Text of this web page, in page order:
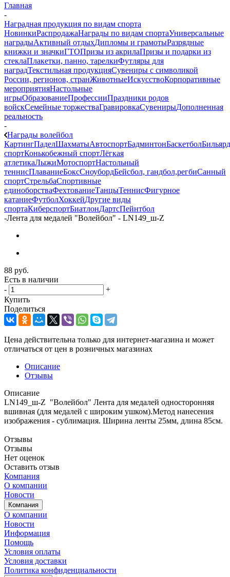
Главная
-
Наградная продукция по видам спорта
НовинкиРаспродажаНаграды по видам спортаУниверсальные
наградыАктивный отдыхДипломы и грамотыРазрядные
книжки и значкиГТОПризы из акрилаПризы и подарки из
стеклаПлакетки, панно, тарелкиФутляры для
наградТекстильная продукцияСувениры с символикой
России, регионов, странЖивотныеИскусствоКорпоративные
мероприятияНастольные
игрыОбразованиеПрофессииПраздники родов
войскСемейные торжестваГравировкаСувенирыДополненная
реальность
-
Награды волейбол
КартингПаделШахматыАвтоспортБадминтонБаскетболБильярд
спортКонькобежный спортЛёгкая
атлетикаЛыжиМотоспортНастольный
теннисПлаваниеБоксСноубордБейсбол, гандбол,регбиСанный
спортСтрельбаСпортивные
единоборстваФехтованиеТанцыТеннисФигурное
катаниеФутболХоккейДругие виды
спортаКиберспортБиатлонДартсПейнтбол
-Лента для медалей "Волейбол" - LN149_ш-Z
88 руб.
Есть в наличии
-
+
Купить
Поделиться
Цена действительна только для интернет-магазина и может
отличаться от цен в розничных магазинах
Описание
Отзывы
Описание
LN149_ш-Z "Волейбол" Лента для медалей односторонняя
вшивная (для медалей с широким ушком).Метод нанесения
изображения - сублимация. Ширина ленты 25мм, длина 85см.
Отзывы
Отзывы
Нет оценок
Оставить отзыв
Компания
О компании
Новости
Компания
О компании
Новости
Информация
Помощь
Условия оплаты
Условия доставки
Политика конфиденциальности